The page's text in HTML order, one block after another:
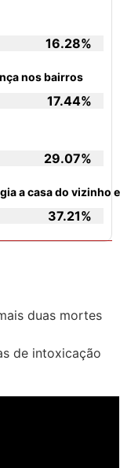
16.28%
nos bairros
17.44%
29.07%
a casa do vizinho
37.21%
duas mortes
de intoxicação